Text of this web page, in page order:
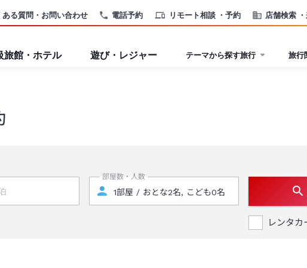
電話予約 リモート相談 ・予約 店舗検索
ある質問・お問い合わせ
旅館・ホテル 遊び・レジャー テーマから探す旅行 旅行
部屋数・人数
レンタカ